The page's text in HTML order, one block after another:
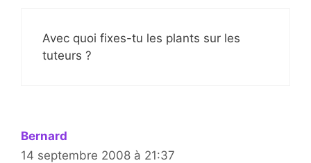
Avec quoi fixes-tu les plants sur les
tuteurs ?
Bernard
14 septembre 2008 à 21:37